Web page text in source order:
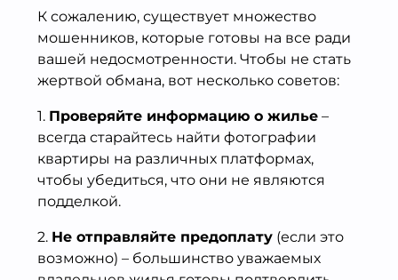
К сожалению, существует множество
мошенников, которые готовы на все ради
вашей недосмотренности. Чтобы не стать
жертвой обмана, вот несколько советов:
1. Проверяйте информацию о жилье –
всегда старайтесь найти фотографии
квартиры на различных платформах,
чтобы убедиться, что они не являются
подделкой.
2. Не отправляйте предоплату (если это
возможно) – большинство уважаемых